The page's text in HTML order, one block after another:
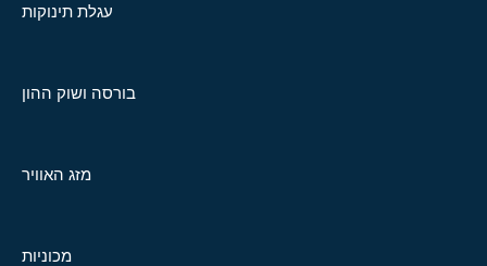
עגלת תינוקות
בורסה ושוק ההון
מזג האוויר
מכוניות